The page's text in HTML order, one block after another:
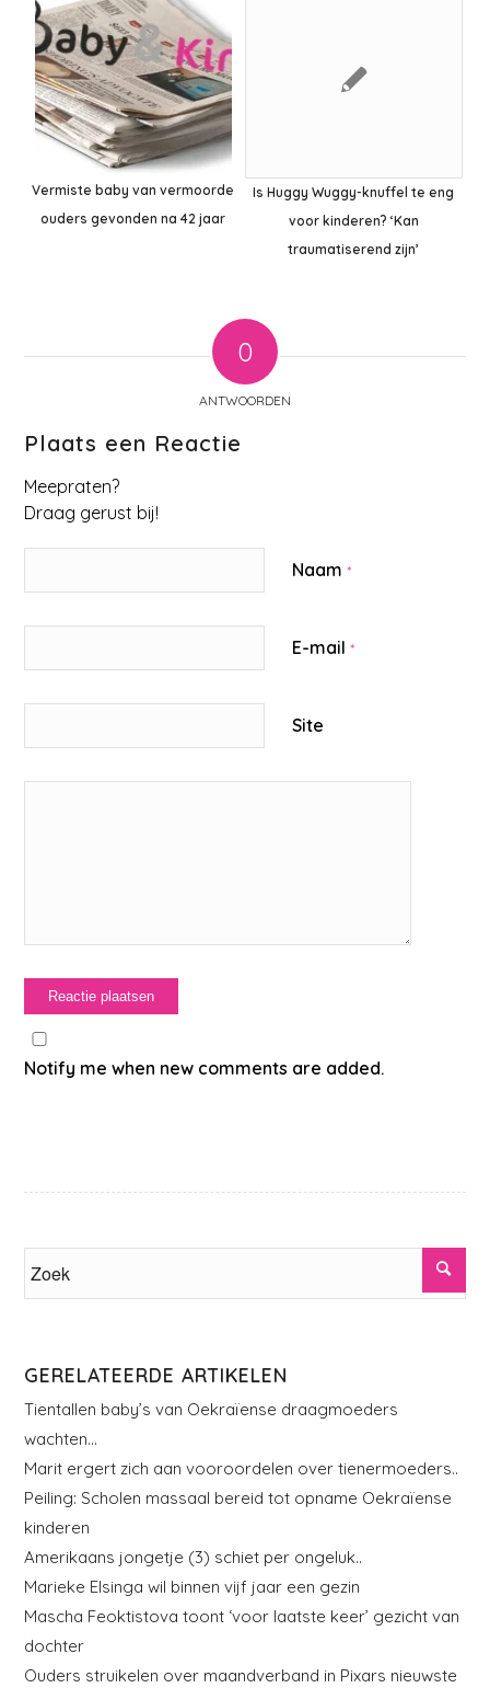
Vermiste baby van vermoorde
ouders gevonden na 42 jaar
Is Huggy Wuggy-knuffel te eng
voor kinderen? ‘Kan
traumatiserend zijn’
0
ANTWOORDEN
Plaats een Reactie
Meepraten?
Draag gerust bij!
Naam*
E-mail*
Site
Notify me when new comments are added.
GERELATEERDE ARTIKELEN
Tientallen baby’s van Oekraïense draagmoeders
wachten…
Marit ergert zich aan vooroordelen over tienermoeders..
Peiling: Scholen massaal bereid tot opname Oekraïense
kinderen
Amerikaans jongetje (3) schiet per ongeluk..
Marieke Elsinga wil binnen vijf jaar een gezin
Mascha Feoktistova toont ‘voor laatste keer’ gezicht van
dochter
Ouders struikelen over maandverband in Pixars nieuwste